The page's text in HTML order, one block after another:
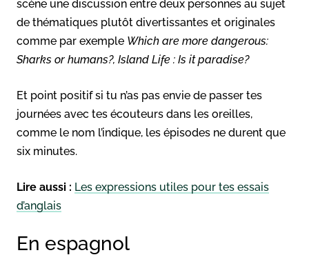
scène une discussion entre deux personnes au sujet
de thématiques plutôt divertissantes et originales
comme par exemple Which are more dangerous:
Sharks or humans?, Island Life : Is it paradise?
Et point positif si tu n’as pas envie de passer tes
journées avec tes écouteurs dans les oreilles,
comme le nom l’indique, les épisodes ne durent que
six minutes.
Lire aussi : Les expressions utiles pour tes essais
d’anglais
En espagnol